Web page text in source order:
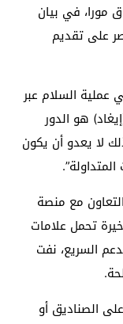
مورا، في بيان
على تقديم
عملية السلام عبر
هو الدور
لا يعدو أن يكون
مع منصة
تحمل علامات
السريع، نفت
الصناديق أو